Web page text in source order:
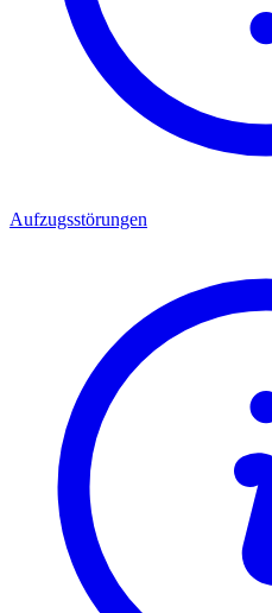
Aufzugsstörungen